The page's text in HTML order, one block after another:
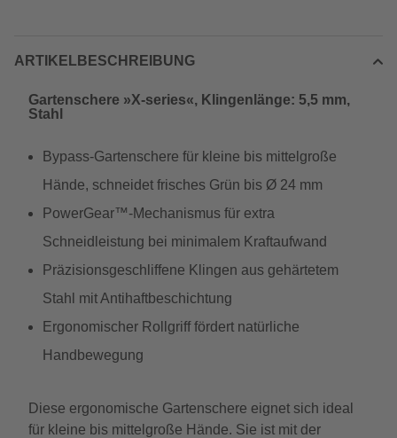
ARTIKELBESCHREIBUNG
Gartenschere »X-series«, Klingenlänge: 5,5 mm,
Stahl
Bypass-Gartenschere für kleine bis mittelgroße
Hände, schneidet frisches Grün bis Ø 24 mm
PowerGear™-Mechanismus für extra
Schneidleistung bei minimalem Kraftaufwand
Präzisionsgeschliffene Klingen aus gehärtetem
Stahl mit Antihaftbeschichtung
Ergonomischer Rollgriff fördert natürliche
Handbewegung
Diese ergonomische Gartenschere eignet sich ideal
für kleine bis mittelgroße Hände. Sie ist mit der